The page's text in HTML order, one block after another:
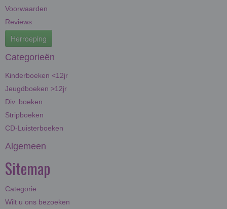
Voorwaarden
Reviews
Herroeping
Categorieën
Kinderboeken <12jr
Jeugdboeken >12jr
Div. boeken
Stripboeken
CD-Luisterboeken
Algemeen
Sitemap
Categorie
Wilt u ons bezoeken